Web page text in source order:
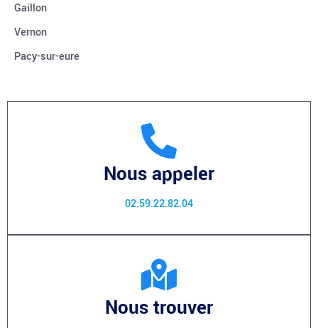
Gaillon
Vernon
Pacy-sur-eure
Nous appeler
02.59.22.82.04
Nous trouver